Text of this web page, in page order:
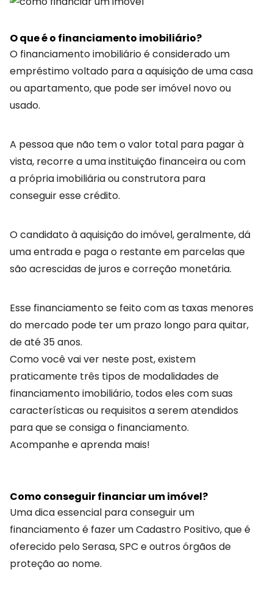
O que é o financiamento imobiliário?
O financiamento imobiliário é considerado um
empréstimo voltado para a aquisição de uma casa
ou apartamento, que pode ser imóvel novo ou
usado.
A pessoa que não tem o valor total para pagar à
vista, recorre a uma instituição financeira ou com
a própria imobiliária ou construtora para
conseguir esse crédito.
O candidato à aquisição do imóvel, geralmente, dá
uma entrada e paga o restante em parcelas que
são acrescidas de juros e correção monetária.
Esse financiamento se feito com as taxas menores
do mercado pode ter um prazo longo para quitar,
de até 35 anos.
Como você vai ver neste post, existem
praticamente três tipos de modalidades de
financiamento imobiliário, todos eles com suas
características ou requisitos a serem atendidos
para que se consiga o financiamento.
Acompanhe e aprenda mais!
Como conseguir financiar um imóvel?
Uma dica essencial para conseguir um
financiamento é fazer um Cadastro Positivo, que é
oferecido pelo Serasa, SPC e outros órgãos de
proteção ao nome.